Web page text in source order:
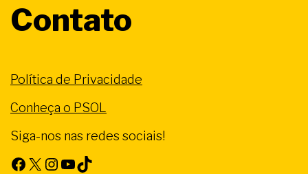
Contato
Política de Privacidade
Conheça o PSOL
Siga-nos nas redes sociais!
Facebook X Instagram Youtube TikTok